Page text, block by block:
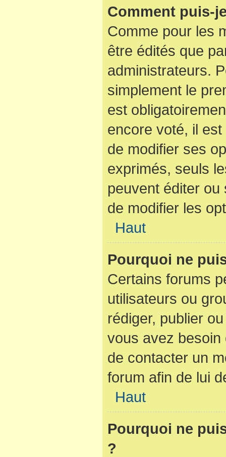
Comment puis-
Comme pour les
être édités que
administrateurs.
simplement le
est
encore voté, il
de modifier ses
exprimés, seuls
peuvent éditer
de modifier les
Haut
Pourquoi ne
Certains forums
utilisateurs ou
rédiger, publier
vous avez
de contacter un
forum afin de lui
Haut
Pourquoi ne
?